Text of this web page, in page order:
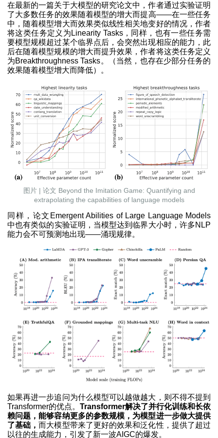
在最新的一篇关于大模型的研究论文中，作者通过实验证明
了大多数任务的效果随着模型的增大而提高——在一些任务
中，随着模型增大而效果类似线性相关地变好的情况，作者
将这类任务定义为Linearity Tasks，同样，也有一些任务需
要模型规模超过某个临界点后，会突然出现相应的能力，此
后在随着模型规模的增大而提升效果，作者将这类任务定义
为Breakthroughness Tasks。（当然，也存在少部分任务的
效果随着模型增大而降低）。
图片 | 论文 Beyond the Imitation Game: Quantifying and
extrapolating the capabilities of language models
同样，论文Emergent Abilities of Large Language Models
中也有类似的实验证明，当模型达到临界大小时，许多NLP
能力会不可预测地出现——涌现规律。
如果再进一步追问为什么模型可以越做越大，则不得不提到
Transformer的优点。 Transformer解决了并行化训练和长依
赖问题，能够容纳更多的参数规模，为模型进一步做大提供
了基础，而大模型带来了更好的效果和泛化性，提供了超过
以往的生成能力，引发了新一波AIGC的爆发。